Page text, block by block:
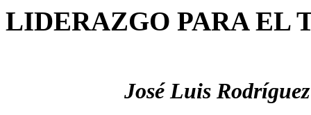
LIDERAZGO PARA EL
José Luis